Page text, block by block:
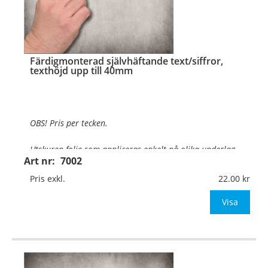
Färdigmonterad självhäftande text/siffror,
texthöjd upp till 40mm
Art nr: 7002
OBS! Pris per tecken.
Utskuren folie som appliceras enkelt på olika underlag.
Texthöjd:
OBS! Ange önskad foliefärg (se neda
Pris exkl. 22.00
Visa